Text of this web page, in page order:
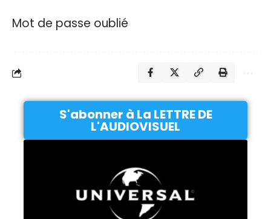
Mot de passe oublié
S'abonner à La LETTRE DE
L'AUDIOVISUEL